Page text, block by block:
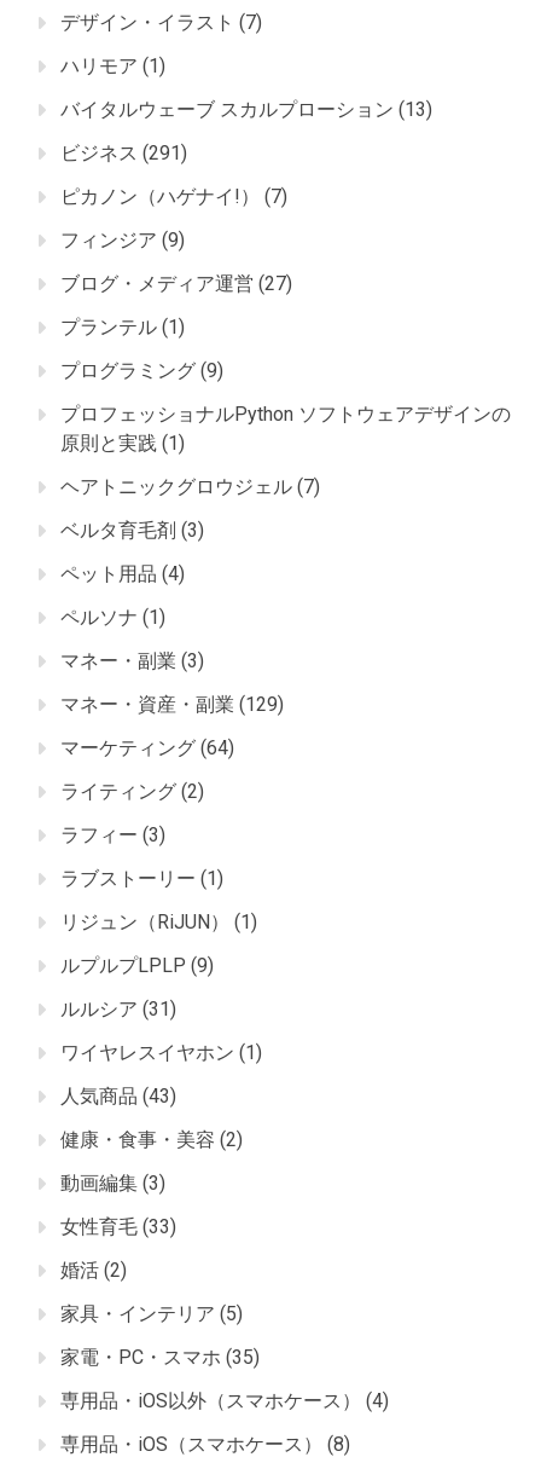
デザイン・イラスト (7)
ハリモア (1)
バイタルウェーブ スカルプローション (13)
ビジネス (291)
ピカノン（ハゲナイ!）
(7)
フィンジア (9)
ブログ・メディア運営 (27)
プランテル (1)
プログラミング (9)
プロフェッショナルPython ソフトウェアデザインの
原則と実践 (1)
ヘアトニックグロウジェル (7)
ベルタ育毛剤 (3)
ペット用品 (4)
ペルソナ (1)
マネー・副業 (3)
マネー・資産・副業 (129)
マーケティング (64)
ライティング (2)
ラフィー (3)
ラブストーリー (1)
リジュン（RiJUN）
(1)
ルプルプLPLP (9)
ルルシア (31)
ワイヤレスイヤホン (1)
人気商品 (43)
健康・食事・美容 (2)
動画編集 (3)
女性育毛 (33)
婚活 (2)
家具・インテリア (5)
家電・PC・スマホ (35)
専用品・iOS以外（スマホケース）
(4)
専用品・iOS（スマホケース）
(8)